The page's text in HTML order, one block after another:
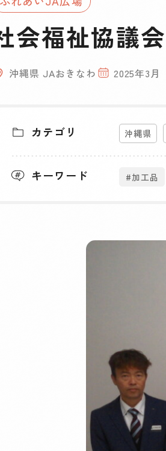
会福祉協議
沖縄県 JAおきなわ 2025年3月
カテゴリ 沖縄県
キーワード #加工品